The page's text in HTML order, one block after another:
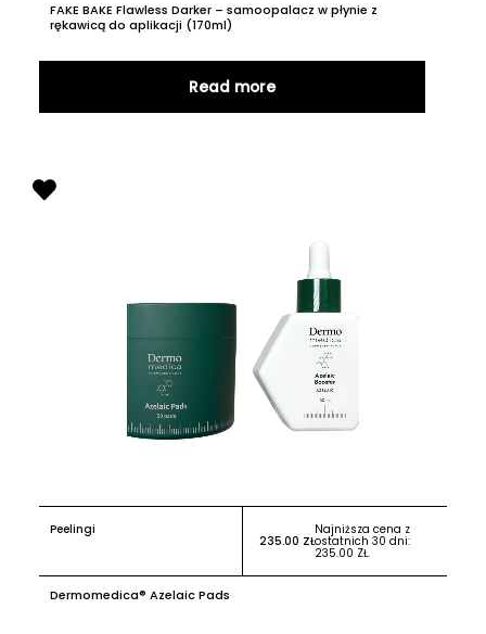
FAKE BAKE Flawless Darker – samoopalacz w płynie z
rękawicą do aplikacji (170ml)
Read more
Peelingi
235.00 ZŁ
Najniższa cena z
ostatnich 30 dni:
235.00 ZŁ.
Dermomedica® Azelaic Pads